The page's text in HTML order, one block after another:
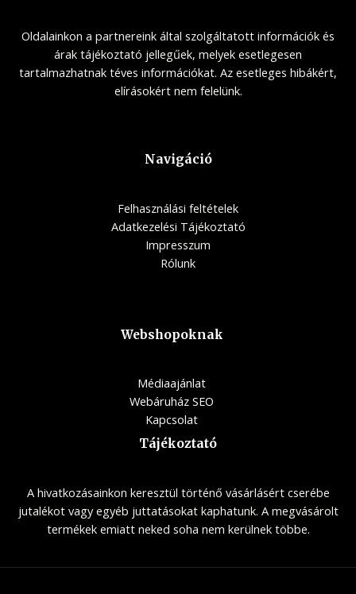
Oldalainkon a partnereink által szolgáltatott információk és
árak tájékoztató jellegűek, melyek esetlegesen
tartalmazhatnak téves információkat. Az esetleges hibákért,
elírásokért nem felelünk.
Navigáció
Felhasználási feltételek
Adatkezelési Tájékoztató
Impresszum
Rólunk
Webshopoknak
Médiaajánlat
Webáruház SEO
Kapcsolat
Tájékoztató
A hivatkozásainkon keresztül történő vásárlásért cserébe
jutalékot vagy egyéb juttatásokat kaphatunk. A megvásárolt
termékek emiatt neked soha nem kerülnek többe.